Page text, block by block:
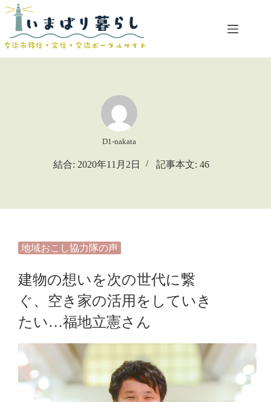
コ
ン
ツ
D1-nakata
結合: 2020年11月2日 記事本文: 46
地域おこし協力隊の声
建物の想いを次の世代に繋
ぐ、空き家の活用をしていき
たい…福地立憲さん